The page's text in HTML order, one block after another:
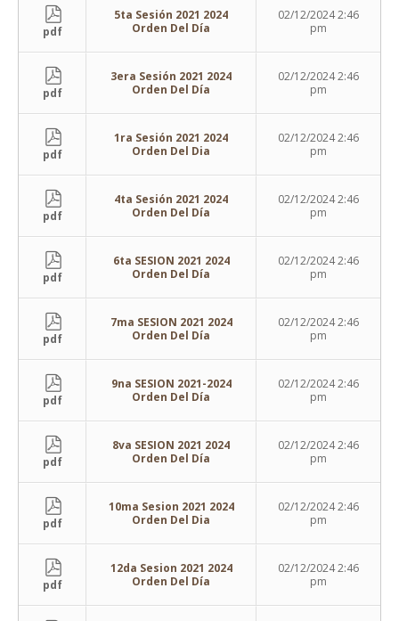
pdf
5ta Sesión 2021 2024
Orden Del Día
02/12/2024 2:46
pm
pdf
3era Sesión 2021 2024
Orden Del Día
02/12/2024 2:46
pm
pdf
1ra Sesión 2021 2024
Orden Del Dia
02/12/2024 2:46
pm
pdf
4ta Sesión 2021 2024
Orden Del Día
02/12/2024 2:46
pm
pdf
6ta SESION 2021 2024
Orden Del Día
02/12/2024 2:46
pm
pdf
7ma SESION 2021 2024
Orden Del Día
02/12/2024 2:46
pm
pdf
9na SESION 2021-2024
Orden Del Día
02/12/2024 2:46
pm
pdf
8va SESION 2021 2024
Orden Del Día
02/12/2024 2:46
pm
pdf
10ma Sesion 2021 2024
Orden Del Dia
02/12/2024 2:46
pm
pdf
12da Sesion 2021 2024
Orden Del Día
02/12/2024 2:46
pm